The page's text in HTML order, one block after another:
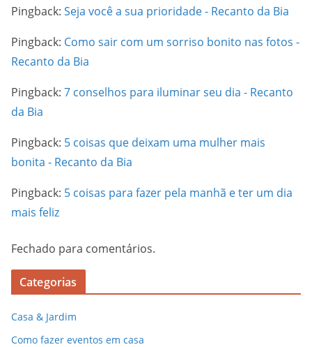
Pingback: Seja você a sua prioridade - Recanto da Bia
Pingback: Como sair com um sorriso bonito nas fotos -
Recanto da Bia
Pingback: 7 conselhos para iluminar seu dia - Recanto
da Bia
Pingback: 5 coisas que deixam uma mulher mais
bonita - Recanto da Bia
Pingback: 5 coisas para fazer pela manhã e ter um dia
mais feliz
Fechado para comentários.
Categorias
Casa & Jardim
Como fazer eventos em casa